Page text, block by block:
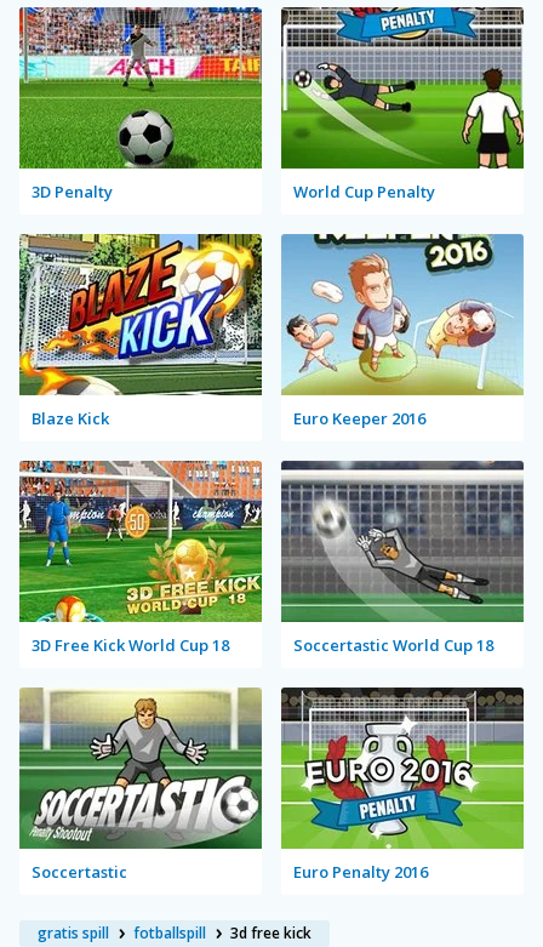
3D Penalty World Cup Penalty
Blaze Kick Euro Keeper 2016
3D Free Kick World Cup 18 Soccertastic World Cup 18
Soccertastic Euro Penalty 2016
gratis spill fotballspill 3d free kick